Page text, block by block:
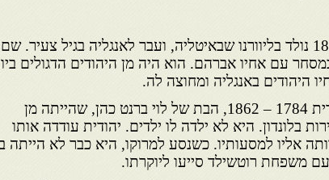
משה מונטיפיורי 1784 – 1885 נולד בליוורנו שבאיטליה, ועבר לאנגליה בגיל צעיר. שם
עם אחיו אברהם. הוא היה מן היהודים הדגולים
בשנת 1812 הוא נישא ליהודית 1784 – 1862, הבת של לוי ברנט כהן, שהייתה מן
בלונדון. היא לא ילדה לו ילדים. יהודית עודדה אותו
אליו למסעותיו. כשנסע למרוקו, היא כבר לא הייתה
משפחת רוטשילד סייעו ליוקרתו.